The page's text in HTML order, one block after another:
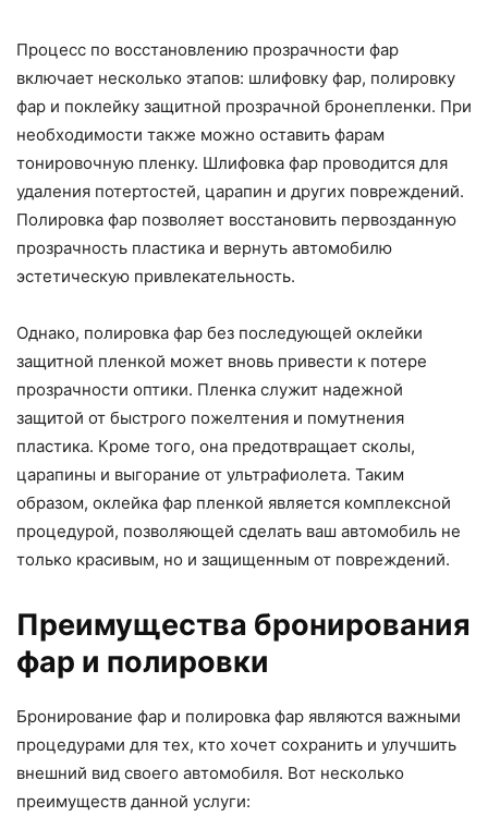
Процесс по восстановлению прозрачности фар
включает несколько этапов: шлифовку фар, полировку
фар и поклейку защитной прозрачной бронепленки. При
необходимости также можно оставить фарам
тонировочную пленку. Шлифовка фар проводится для
удаления потертостей, царапин и других повреждений.
Полировка фар позволяет восстановить первозданную
прозрачность пластика и вернуть автомобилю
эстетическую привлекательность.
Однако, полировка фар без последующей оклейки
защитной пленкой может вновь привести к потере
прозрачности оптики. Пленка служит надежной
защитой от быстрого пожелтения и помутнения
пластика. Кроме того, она предотвращает сколы,
царапины и выгорание от ультрафиолета. Таким
образом, оклейка фар пленкой является комплексной
процедурой, позволяющей сделать ваш автомобиль не
только красивым, но и защищенным от повреждений.
Преимущества бронирования
фар и полировки
Бронирование фар и полировка фар являются важными
процедурами для тех, кто хочет сохранить и улучшить
внешний вид своего автомобиля. Вот несколько
преимуществ данной услуги: